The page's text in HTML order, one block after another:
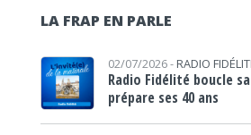
LA FRAP EN PARLE
02/07/2026 - RADIO
Radio Fidélité boucle
prépare ses 40 ans